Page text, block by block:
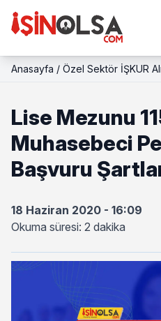
Anasayfa / Özel Sektör İŞKUR
Lise Mezunu
Muhasebeci
Başvuru
18 Haziran 2020 - 16:09
Okuma süresi: 2 dakika